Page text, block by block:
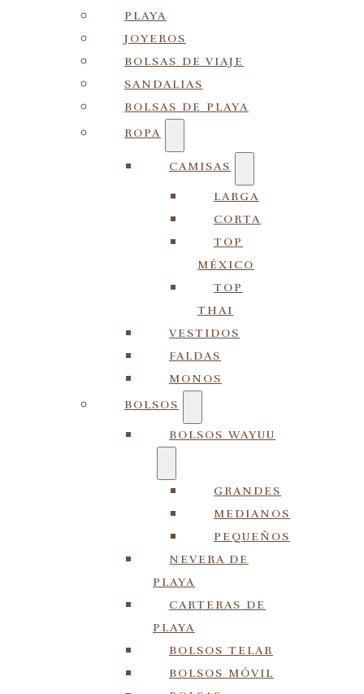
PLAYA
JOYEROS
BOLSAS DE VIAJE
SANDALIAS
BOLSAS DE PLAYA
ROPA
CAMISAS
LARGA
CORTA
TOP
MÉXICO
TOP
THAI
VESTIDOS
FALDAS
MONOS
BOLSOS
BOLSOS WAYUU
GRANDES
MEDIANOS
PEQUEÑOS
NEVERA DE
PLAYA
CARTERAS DE
PLAYA
BOLSOS TELAR
BOLSOS MÓVIL